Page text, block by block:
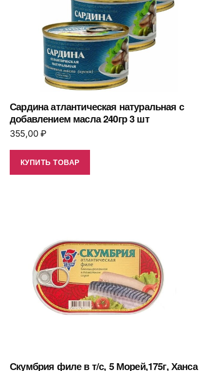
Сардина атлантическая натуральная с
добавлением масла 240гр 3 шт
355,00₽
КУПИТЬ ТОВАР
Скумбрия филе в т/с, 5 Морей,175г, Ханса